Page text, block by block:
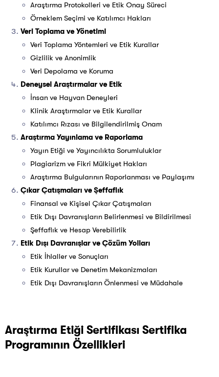
Araştırma Protokolleri ve Etik Onay Süreci
Örneklem Seçimi ve Katılımcı Hakları
Veri Toplama ve Yönetimi
Veri Toplama Yöntemleri ve Etik Kurallar
Gizlilik ve Anonimlik
Veri Depolama ve Koruma
Deneysel Araştırmalar ve Etik
İnsan ve Hayvan Deneyleri
Klinik Araştırmalar ve Etik Kurallar
Katılımcı Rızası ve Bilgilendirilmiş Onam
Araştırma Yayınlama ve Raporlama
Yayın Etiği ve Yayıncılıkta Sorumluluklar
Plagiarizm ve Fikri Mülkiyet Hakları
Araştırma Bulgularının Raporlanması ve Paylaşımı
Çıkar Çatışmaları ve Şeffaflık
Finansal ve Kişisel Çıkar Çatışmaları
Etik Dışı Davranışların Belirlenmesi ve Bildirilmesi
Şeffaflık ve Hesap Verebilirlik
Etik Dışı Davranışlar ve Çözüm Yolları
Etik İhlaller ve Sonuçları
Etik Kurullar ve Denetim Mekanizmaları
Etik Dışı Davranışların Önlenmesi ve Müdahale
Araştırma Etiği Sertifikası Sertifika
Programının Özellikleri